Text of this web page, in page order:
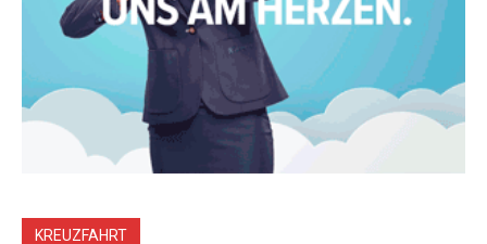
KREUZFAHRT